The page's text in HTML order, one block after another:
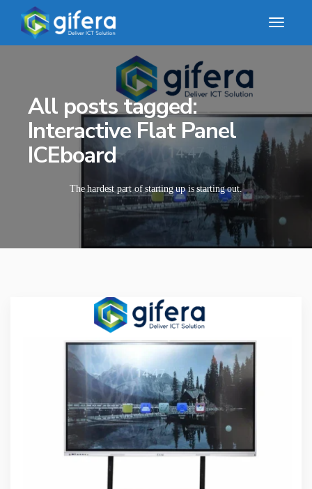
All posts tagged:
Interactive Flat Panel
ICEboard
The hardest part of starting up is starting out.